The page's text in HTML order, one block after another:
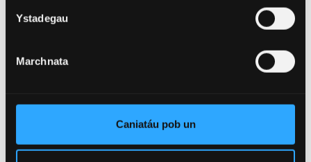
Ystadegau
Marchnata
Caniatáu pob un
fel Cymrawd Addysgu yn y maes Cyfraith Eiddo
Deallusol yn Ysgol y Gyfraith Durham ac Ysgol y
Wobrau Warwick am Ragoriaeth mewn Addysgu.
ymchwil yn ystod fy PhD a cefnogi’n llwyr wrth i mi